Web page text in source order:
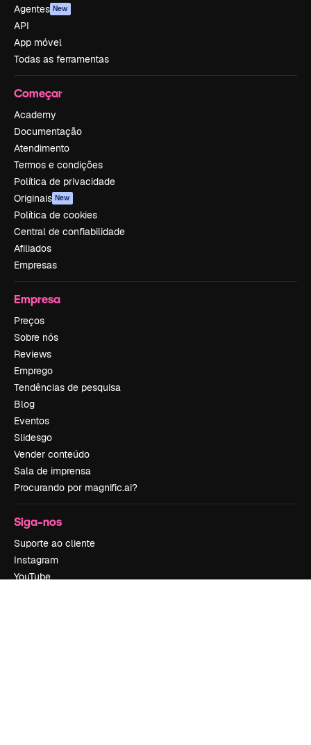
Agentes New
API
App móvel
Todas as ferramentas
Começar
Academy
Documentação
Atendimento
Termos e condições
Política de privacidade
Originais New
Política de cookies
Central de confiabilidade
Afiliados
Empresas
Empresa
Preços
Sobre nós
Reviews
Emprego
Tendências de pesquisa
Blog
Eventos
Slidesgo
Vender conteúdo
Sala de imprensa
Procurando por magnific.ai?
Siga-nos
Suporte ao cliente
Instagram
YouTube